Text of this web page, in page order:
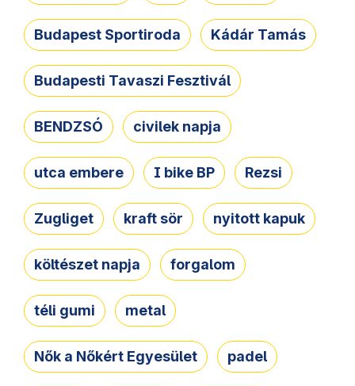
Budapest Sportiroda Kádár Tamás
Budapesti Tavaszi Fesztivál
BENDZSÓ civilek napja
utca embere I bike BP Rezsi
Zugliget kraft sör nyitott kapuk
költészet napja forgalom
téli gumi metal
Nők a Nőkért Egyesület padel